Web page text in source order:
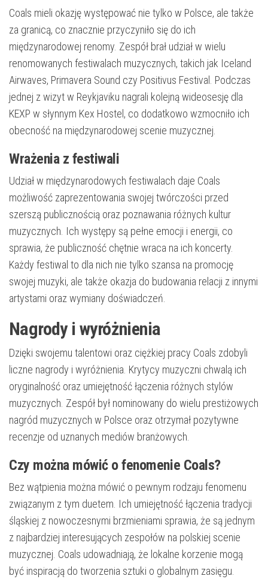
Coals mieli okazję występować nie tylko w Polsce, ale także
za granicą, co znacznie przyczyniło się do ich
międzynarodowej renomy. Zespół brał udział w wielu
renomowanych festiwalach muzycznych, takich jak Iceland
Airwaves, Primavera Sound czy Positivus Festival. Podczas
jednej z wizyt w Reykjaviku nagrali kolejną wideosesję dla
KEXP w słynnym Kex Hostel, co dodatkowo wzmocniło ich
obecność na międzynarodowej scenie muzycznej.
Wrażenia z festiwali
Udział w międzynarodowych festiwalach daje Coals
możliwość zaprezentowania swojej twórczości przed
szerszą publicznością oraz poznawania różnych kultur
muzycznych. Ich występy są pełne emocji i energii, co
sprawia, że publiczność chętnie wraca na ich koncerty.
Każdy festiwal to dla nich nie tylko szansa na promocję
swojej muzyki, ale także okazja do budowania relacji z innymi
artystami oraz wymiany doświadczeń.
Nagrody i wyróżnienia
Dzięki swojemu talentowi oraz ciężkiej pracy Coals zdobyli
liczne nagrody i wyróżnienia. Krytycy muzyczni chwalą ich
oryginalność oraz umiejętność łączenia różnych stylów
muzycznych. Zespół był nominowany do wielu prestiżowych
nagród muzycznych w Polsce oraz otrzymał pozytywne
recenzje od uznanych mediów branżowych.
Czy można mówić o fenomenie Coals?
Bez wątpienia można mówić o pewnym rodzaju fenomenu
związanym z tym duetem. Ich umiejętność łączenia tradycji
śląskiej z nowoczesnymi brzmieniami sprawia, że są jednym
z najbardziej interesujących zespołów na polskiej scenie
muzycznej. Coals udowadniają, że lokalne korzenie mogą
być inspiracją do tworzenia sztuki o globalnym zasięgu.